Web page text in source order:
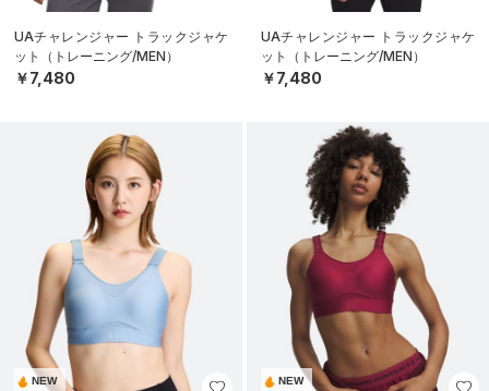
UAチャレンジャー トラックジャケ
ット（トレーニング/MEN）
￥7,480
UAチャレンジャー トラックジャケ
ット（トレーニング/MEN）
￥7,480
NEW NEW